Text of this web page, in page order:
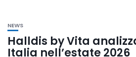
NEWS
Halldis by Vita
Italia nell’estate 2026